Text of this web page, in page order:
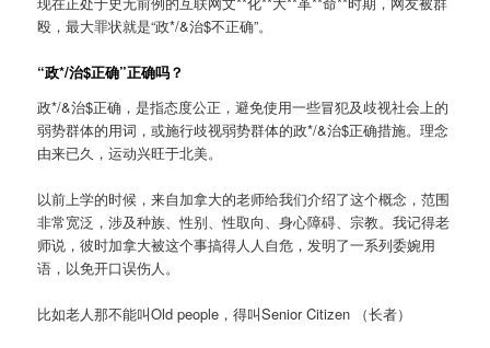
殴，最大罪状就是“政*/&治$不正确”。
“政*/治$正确”正确吗？
政*/&治$正确，是指态度公正，避免使用一些冒犯及歧视社会上的
弱势群体的用词，或施行歧视弱势群体的政*/&治$正确措施。理念
由来已久，运动兴旺于北美。
以前上学的时候，来自加拿大的老师给我们介绍了这个概念，范围
非常宽泛，涉及种族、性别、性取向、身心障碍、宗教。我记得老
师说，彼时加拿大被这个事搞得人人自危，发明了一系列委婉用
语，以免开口误伤人。
比如老人那不能叫Old people，得叫Senior Citizen （长者）